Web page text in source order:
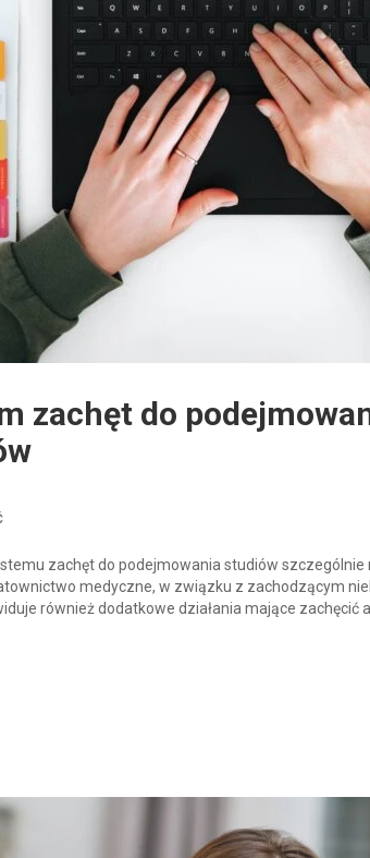
zachęt do
zachęt do podejmowania studiów
medyczne, w związku z zachodzącym
również dodatkowe działania mające zachęcić